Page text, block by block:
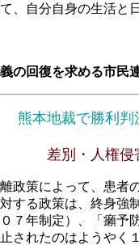
、自分自身の生活と
の回復を求める市民
本地裁で勝利判
差別・人権侵
政策によって、患者
する政策は、終身強
７年制定）、「癩予
されたのはようやく